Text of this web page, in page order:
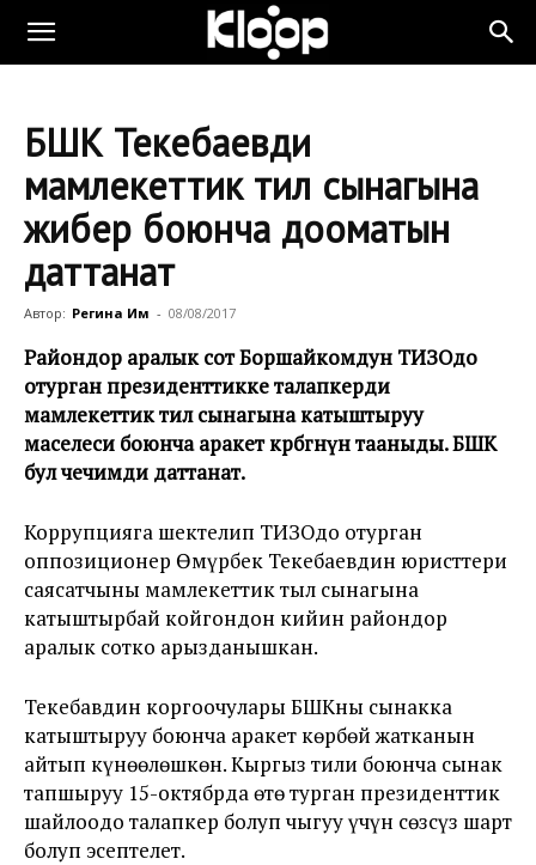
БШК Текебаевди
мамлекеттик тил сынагына
жиберүү боюнча дооматын
даттанат
Автор: Регина Им - 08/08/2017
Райондор аралык сот Боршайкомдун ТИЗОдо
отурган президенттикке талапкерди
мамлекеттик тил сынагына катыштыруу
маселеси боюнча аракет көрбөгөнүн тааныды. БШК
бул чечимди даттанат.
Коррупцияга шектелип ТИЗОдо отурган
оппозиционер Өмүрбек Текебаевдин юристтери
саясатчыны мамлекеттик тыл сынагына
катыштырбай койгондон кийин райондор
аралык сотко арызданышкан.
Текебавдин коргоочулары БШКны сынакка
катыштыруу боюнча аракет көрбөй жатканын
айтып күнөөлөшкөн. Кыргыз тили боюнча сынак
тапшыруу 15-октябрда өтө турган президенттик
шайлоодо талапкер болуп чыгуу үчүн сөзсүз шарт
болуп эсептелет.